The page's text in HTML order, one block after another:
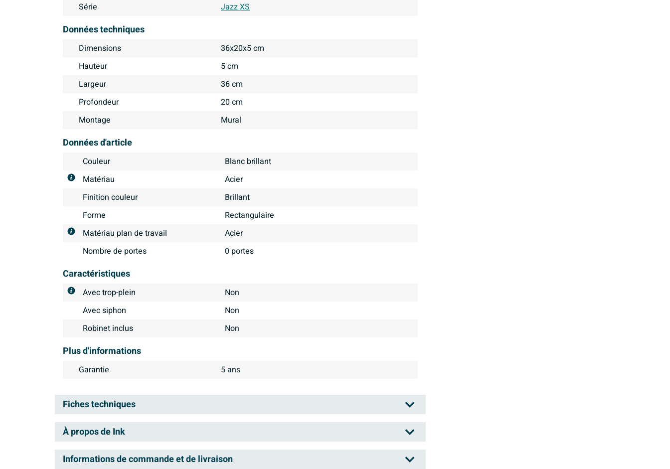
Série
Jazz XS
Données techniques
Dimensions
36x20x5 cm
Hauteur
5 cm
Largeur
36 cm
Profondeur
20 cm
Montage
Mural
Données d'article
Couleur
Blanc brillant
Matériau
Acier
Finition couleur
brillant
Forme
Rectangulaire
Matériau plan de travail
Acier
Nombre de portes
0 portes
Caractéristiques
Avec trop-plein
Non
Avec siphon
Non
Robinet inclus
Non
Plus d'informations
Garantie 5 ans
Fiches techniques
Manuel d'installation
Liste de couleurs
À propos de Ink
INK est une des marques de la société Sanibell : un grand producteur d'articles
Informations de commande et de livraison